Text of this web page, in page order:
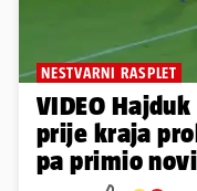
NESTVARNI RASPLET
VIDEO
prije kraja
pa primio